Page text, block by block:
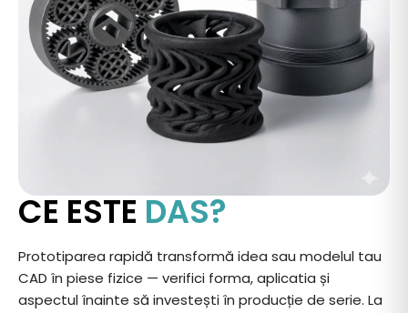
CE ESTEDAS?
Prototiparea rapidă transformă idea sau modelul tau
CAD în piese fizice — verifici forma, aplicatia și
aspectul înainte să investești în producție de serie. La